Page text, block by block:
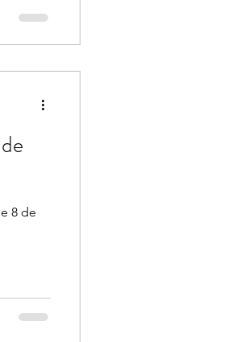
8 de